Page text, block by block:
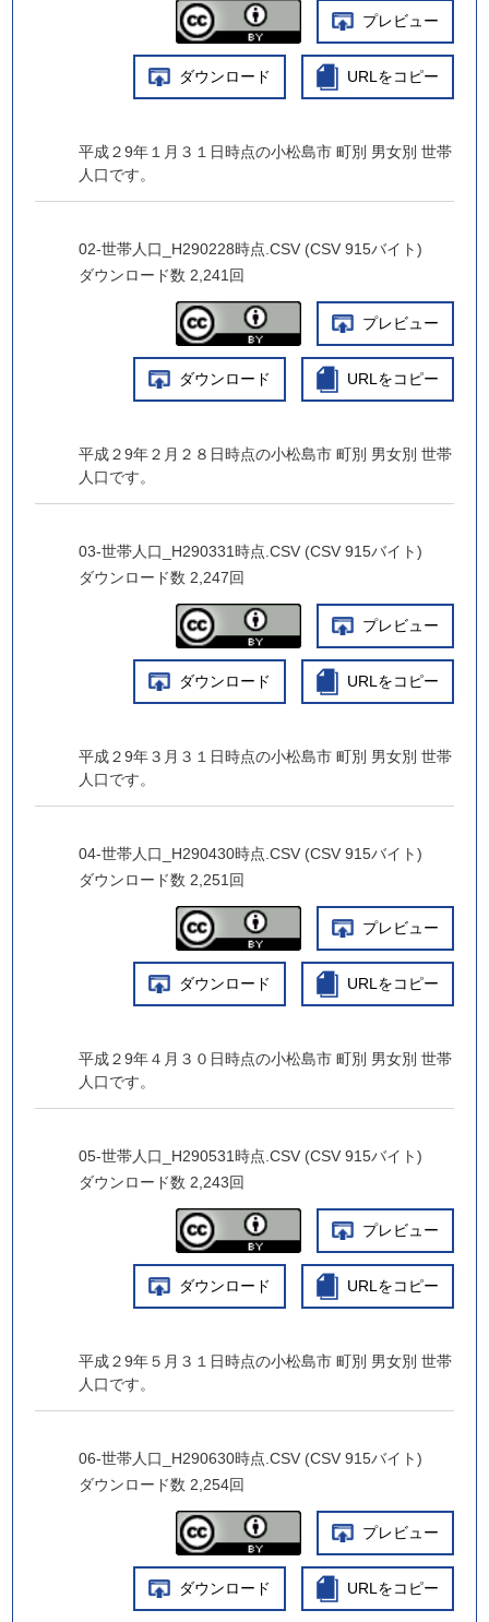
プレビュー
ダウンロード URLをコピー
平成２9年１月３１日時点の小松島市 町別 男女別 世帯
人口です。
02-世帯人口_H290228時点.CSV (CSV 915バイト)
ダウンロード数 2,241回
プレビュー
ダウンロード URLをコピー
平成２9年２月２８日時点の小松島市 町別 男女別 世帯
人口です。
03-世帯人口_H290331時点.CSV (CSV 915バイト)
ダウンロード数 2,247回
プレビュー
ダウンロード URLをコピー
平成２9年３月３１日時点の小松島市 町別 男女別 世帯
人口です。
04-世帯人口_H290430時点.CSV (CSV 915バイト)
ダウンロード数 2,251回
プレビュー
ダウンロード URLをコピー
平成２9年４月３０日時点の小松島市 町別 男女別 世帯
人口です。
05-世帯人口_H290531時点.CSV (CSV 915バイト)
ダウンロード数 2,243回
プレビュー
ダウンロード URLをコピー
平成２9年５月３１日時点の小松島市 町別 男女別 世帯
人口です。
06-世帯人口_H290630時点.CSV (CSV 915バイト)
ダウンロード数 2,254回
プレビュー
ダウンロード URLをコピー